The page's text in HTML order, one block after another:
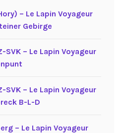
– Le Lapin Voyageur
Gebirge
SVK – Le Lapin Voyageur
SVK – Le Lapin Voyageur
B-L-D
– Le Lapin Voyageur